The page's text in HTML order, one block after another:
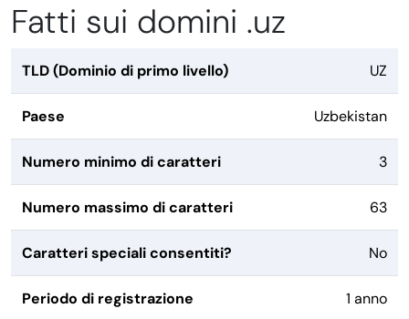
Fatti sui domini .uz
TLD (Dominio di primo livello) UZ
Paese Uzbekistan
Numero minimo di caratteri 3
Numero massimo di caratteri 63
Caratteri speciali consentiti? No
Periodo di registrazione 1 anno